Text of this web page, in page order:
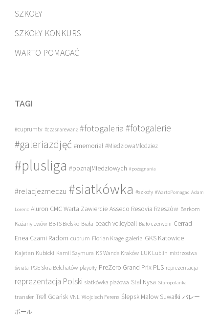
SZKOŁY
SZKOŁY KONKURS
WARTO POMAGAĆ
TAGI
#cuprumtv #czasnarewanż #fotogaleria #fotogalerie
#galeriazdjęć #memoriał #MiedziowaMlodziez
#plusliga #poznajMiedziowych #pożegnania
#relacjezmeczu #siatkówka #szkoły #WartoPomagac Adam
Lorenc Aluron CMC Warta Zawiercie Asseco Resovia Rzeszów Barkom
Każany Lwów BBTS Bielsko-Biała beach volleyball Biało-czerwoni Cerrad
Enea Czarni Radom cuprum Florian Krage galeria GKS Katowice
Kajetan Kubicki Kamil Szymura KS Wanda Kraków LUK Lublin mistrzostwa
świata PGE Skra Bełchatów playoffy PreZero Grand Prix PLS reprezentacja
reprezentacja Polski siatkówka plażowa Stal Nysa Staropolanka
transfer Trefl Gdańsk VNL Wojciech Ferens Ślepsk Malow Suwałki バレー
ボール